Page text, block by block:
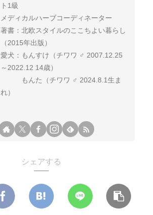
ト1級
メディカルハーブコーディネーター
著書：北欧スタイルのここちよい暮らし
（2015年出版）
愛犬：もんすけ（チワワ ♂ 2007.12.25
～2022.12 14歳）
もんた（チワワ ♂ 2024.8.1生ま
れ）
シェアする